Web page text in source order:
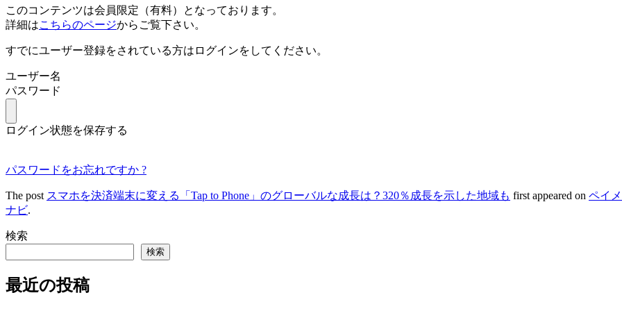
このコンテンツは会員限定（有料）となっております。
詳細はこちらのページからご覧下さい。
すでにユーザー登録をされている方は ログインをしてください。
ユーザー名
パスワード
ログイン状態を保存する
パスワードをお忘れですか ?
The post スマホを決済端末に変える「Tap to Phone」のグローバルな成長は？320％成長を示した地域も first appeared on ペイ
ナビ.
検索
検索
最近の投稿